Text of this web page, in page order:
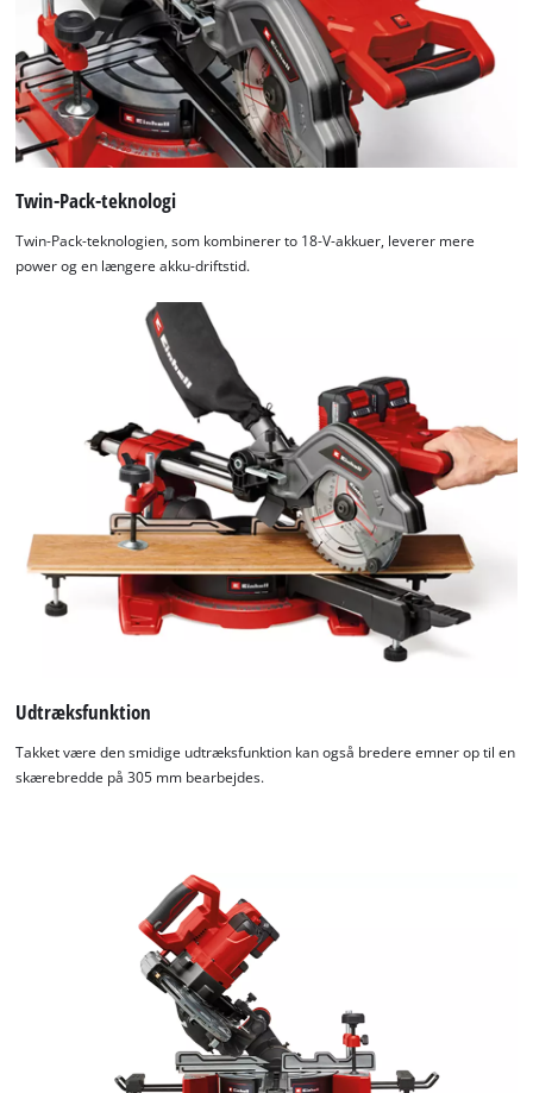
Twin-Pack-teknologi
Twin-Pack-teknologien, som kombinerer to 18-V-akkuer, leverer mere
power og en længere akku-driftstid.
Udtræksfunktion
Takket være den smidige udtræksfunktion kan også bredere emner op til en
skærebredde på 305 mm bearbejdes.